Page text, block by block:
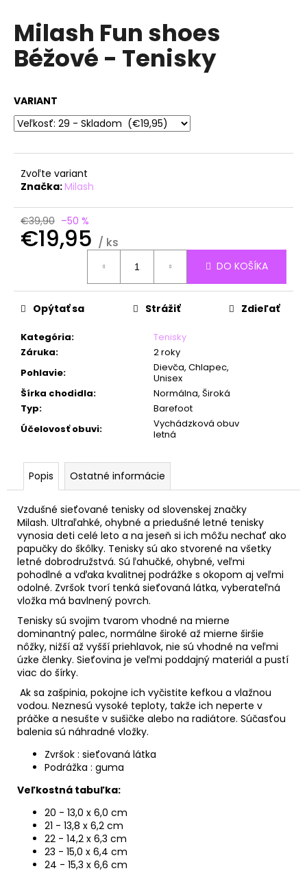
Milash Fun shoes
Béžové - Tenisky
VARIANT
Zvoľte variant
Značka:Milash
€39,90 –50 %
€19,95 / ks
DO KOŠÍKA
Kategória:
Tenisky
Záruka:
2 roky
Pohlavie:
Dievča, Chlapec,
Unisex
Šírka chodidla:
Normálna, Široká
Typ:
Barefoot
Účelovosť obuvi:
Vychádzková obuv
letná
Opýtať sa Strážiť Zdieľať
Popis Ostatné informácie
Vzdušné sieťované tenisky od slovenskej značky
Milash. Ultraľahké, ohybné a priedušné letné tenisky
vynosia deti celé leto a na jeseň si ich môžu nechať ako
papučky do škôlky. Tenisky sú ako stvorené na všetky
letné dobrodružstvá. Sú ľahučké, ohybné, veľmi
pohodlné a vďaka kvalitnej podrážke s okopom aj veľmi
odolné. Zvršok tvorí tenká sieťovaná látka, vyberateľná
vložka má bavlnený povrch.
Tenisky sú svojim tvarom vhodné na mierne
dominantný palec, normálne široké až mierne širšie
nôžky, nižší až vyšší priehlavok, nie sú vhodné na veľmi
úzke členky. Sieťovina je veľmi poddajný materiál a pustí
viac do šírky.
Ak sa zašpinia, pokojne ich vyčistite kefkou a vlažnou
vodou. Neznesú vysoké teploty, takže ich neperte v
práčke a nesušte v sušičke alebo na radiátore. Súčasťou
balenia sú náhradné vložky.
Zvršok : sieťovaná látka
Podrážka : guma
Veľkostná tabuľka:
20 - 13,0 x 6,0 cm
21 - 13,8 x 6,2 cm
22 - 14,2 x 6,3 cm
23 - 15,0 x 6,4 cm
24 - 15,3 x 6,6 cm
j
s
ť
O
d
ú
č
m
e